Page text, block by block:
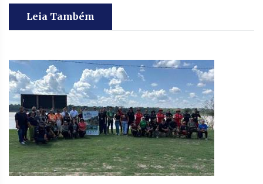
Leia Também